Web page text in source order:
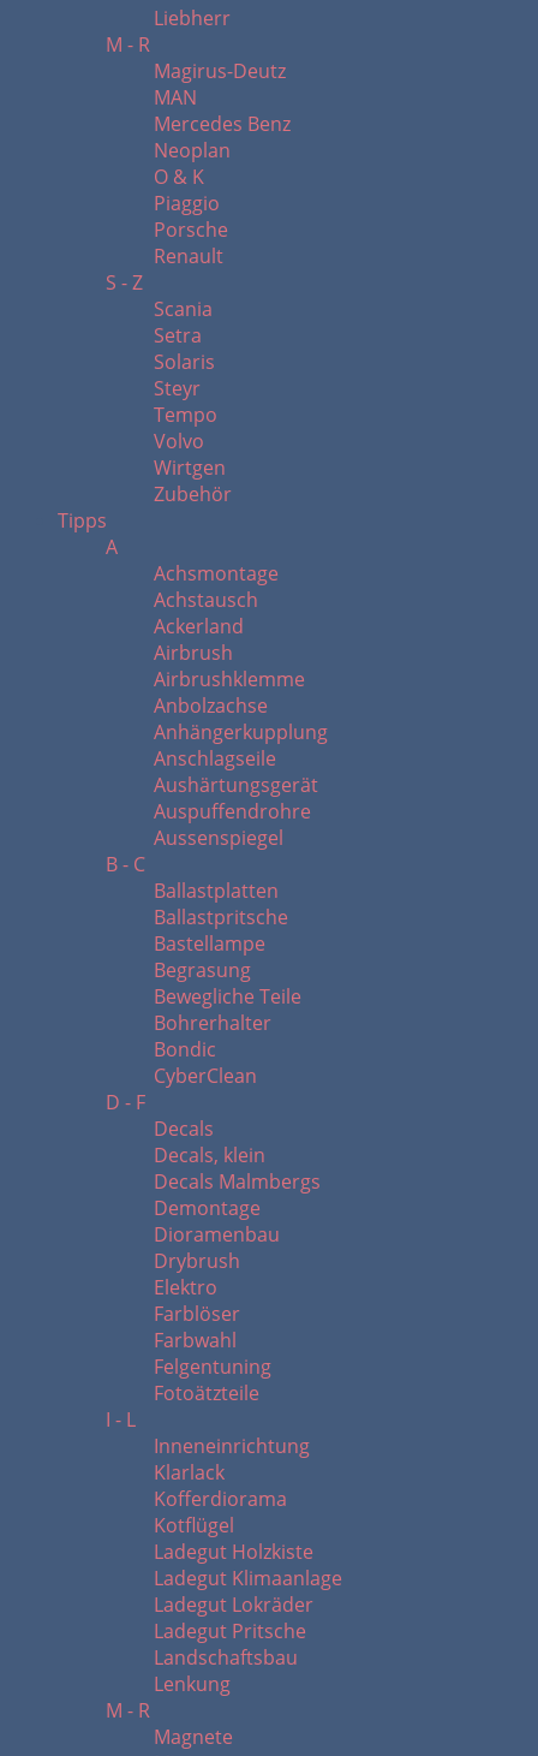
Liebherr
M - R
Magirus-Deutz
MAN
Mercedes Benz
Neoplan
O & K
Piaggio
Porsche
Renault
S - Z
Scania
Setra
Solaris
Steyr
Tempo
Volvo
Wirtgen
Zubehör
Tipps
A
Achsmontage
Achstausch
Ackerland
Airbrush
Airbrushklemme
Anbolzachse
Anhängerkupplung
Anschlagseile
Aushärtungsgerät
Auspuffendrohre
Aussenspiegel
B - C
Ballastplatten
Ballastpritsche
Bastellampe
Begrasung
Bewegliche Teile
Bohrerhalter
Bondic
CyberClean
D - F
Decals
Decals, klein
Decals Malmbergs
Demontage
Dioramenbau
Drybrush
Elektro
Farblöser
Farbwahl
Felgentuning
Fotoätzteile
I - L
Inneneinrichtung
Klarlack
Kofferdiorama
Kotflügel
Ladegut Holzkiste
Ladegut Klimaanlage
Ladegut Lokräder
Ladegut Pritsche
Landschaftsbau
Lenkung
M - R
Magnete